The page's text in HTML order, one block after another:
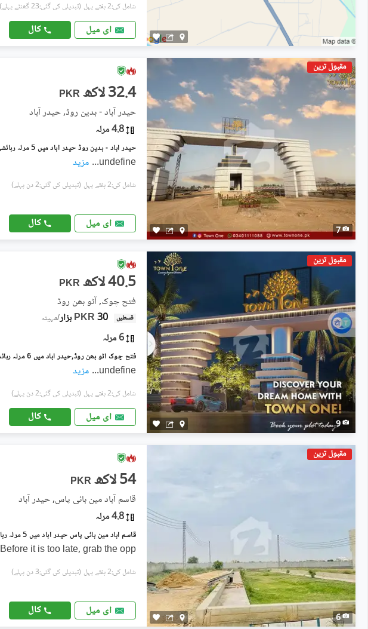
شامل کی:2 ہفتے پہل (تبدیلی کی گئی:23 گھنٹے پہلے)
ای میل کال
مقبول ترین
7
PKR 32.4 لاکھ
حیدر آباد - بدین روڈ, حیدر آباد
4.8 مرلہ
undefine
... مزید
شامل کی:2 ہفتے پہل (تبدیلی کی گئی:2 دن پہلے)
ای میل کال
مقبول ترین
9
PKR 40.5 لاکھ
فتح چوک, آٹو بھن روڈ
قسطیں PKR30 ہزار /مہینہ
6 مرلہ
undefine
... مزید
شامل کی:2 ہفتے پہل (تبدیلی کی گئی:2 دن پہلے)
ای میل کال
مقبول ترین
6
PKR 54 لاکھ
قاسم آباد مین بائی پاس, حیدر آباد
4.8 مرلہ
Before it is too late, grab the opp
شامل کی:2 ہفتے پہل (تبدیلی کی گئی:3 دن پہلے)
ای میل کال